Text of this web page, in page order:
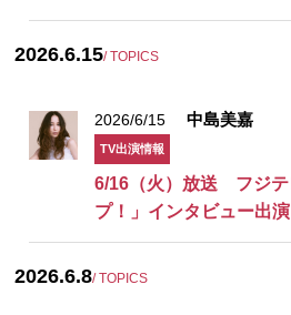
2026.6.15/ TOPICS
2026/6/15 中島美嘉
TV出演情報
6/16（火）放送 フジテ
プ！」インタビュー出演
2026.6.8/ TOPICS